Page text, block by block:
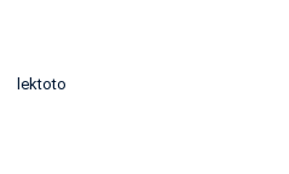
lektoto